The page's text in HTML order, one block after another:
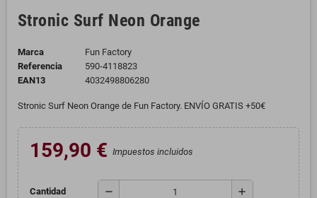
Stronic Surf Neon Orange
Marca
Fun Factory
Referencia
590-4118823
EAN13
4032498806280
Stronic Surf Neon Orange de Fun Factory. ENVÍO GRATIS +50€
159,90 € Impuestos incluidos
Cantidad remove add